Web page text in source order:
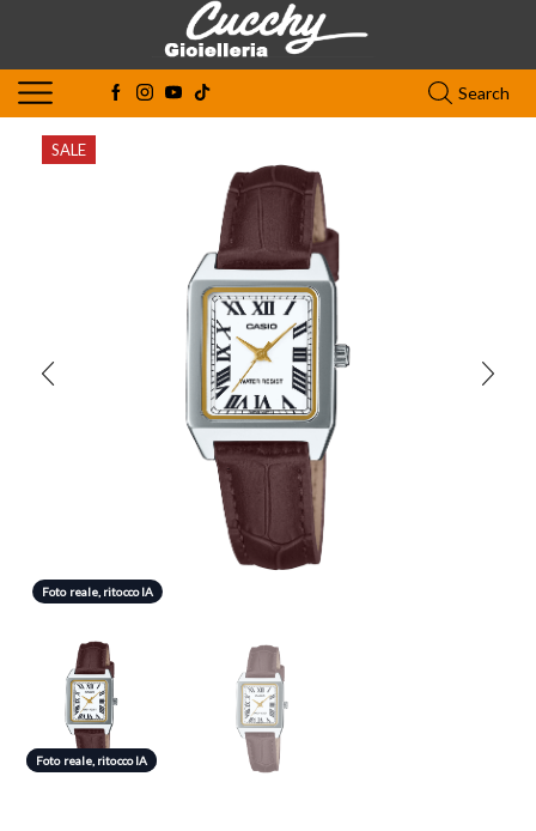
Search
SALE
Foto reale, ritocco IA
Foto reale, ritocco IA
Foto reale, ritocco IA